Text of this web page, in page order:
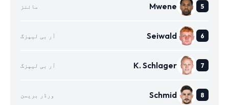
Mwene مائنز
Seiwald آر بی لیپزگ
K. Schlager آر بی لیپزگ
Schmid ورڈر بریمن